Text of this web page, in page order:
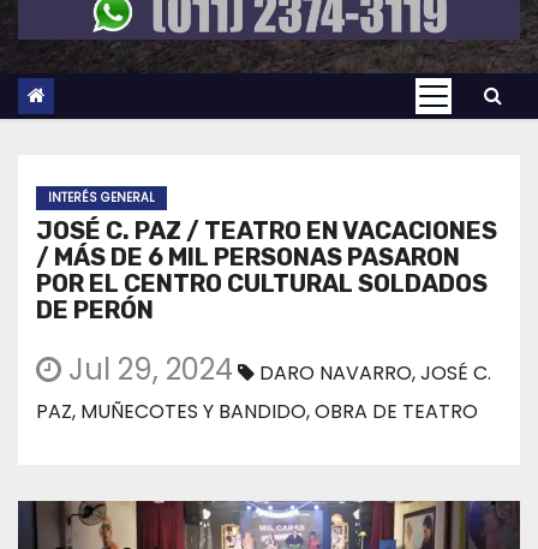
INTERÉS GENERAL
JOSÉ C. PAZ / TEATRO EN VACACIONES
/ MÁS DE 6 MIL PERSONAS PASARON
POR EL CENTRO CULTURAL SOLDADOS
DE PERÓN
Jul 29, 2024 DARO NAVARRO,JOSÉ C.
PAZ, MUÑECOTES Y BANDIDO,OBRA DE TEATRO